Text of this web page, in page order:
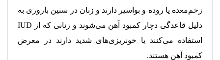
زخم‌معده یا روده و بواسیر دارند و زنان در سنین باروری به
دلیل قاعدگی دچار کمبود آهن می‌شوند و زنانی که از IUD
استفاده می‌کنند یا خونریزی‌های شدید دارند در معرض
کمبود آهن هستند.